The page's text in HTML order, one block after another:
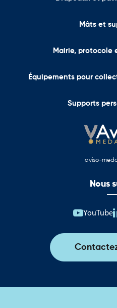
Mâts et
Mairie, protocole
Équipements pour
Supports
aviso-
Nous
YouTube